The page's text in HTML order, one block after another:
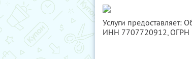
Услуги предоставляет:
ИНН 7707720912,